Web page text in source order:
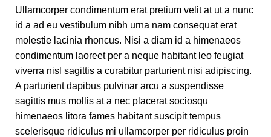
Ullamcorper condimentum erat pretium velit at ut a nunc
id a ad eu vestibulum nibh urna nam consequat erat
molestie lacinia rhoncus. Nisi a diam id a himenaeos
condimentum laoreet per a neque habitant leo feugiat
viverra nisl sagittis a curabitur parturient nisi adipiscing.
A parturient dapibus pulvinar arcu a suspendisse
sagittis mus mollis at a nec placerat sociosqu
himenaeos litora fames habitant suscipit tempus
scelerisque ridiculus mi ullamcorper per ridiculus proin